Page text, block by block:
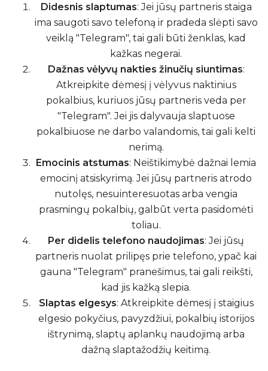
Didesnis slaptumas: Jei jūsų partneris staiga
ima saugoti savo telefoną ir pradeda slėpti savo
veiklą "Telegram", tai gali būti ženklas, kad
kažkas negerai.
Dažnas vėlyvų nakties žinučių siuntimas:
Atkreipkite dėmesį į vėlyvus naktinius
pokalbius, kuriuos jūsų partneris veda per
"Telegram". Jei jis dalyvauja slaptuose
pokalbiuose ne darbo valandomis, tai gali kelti
nerimą.
Emocinis atstumas: Neištikimybė dažnai lemia
emocinį atsiskyrimą. Jei jūsų partneris atrodo
nutolęs, nesuinteresuotas arba vengia
prasmingų pokalbių, galbūt verta pasidomėti
toliau.
Per didelis telefono naudojimas: Jei jūsų
partneris nuolat prilipęs prie telefono, ypač kai
gauna "Telegram" pranešimus, tai gali reikšti,
kad jis kažką slepia.
Slaptas elgesys: Atkreipkite dėmesį į staigius
elgesio pokyčius, pavyzdžiui, pokalbių istorijos
ištrynimą, slaptų aplankų naudojimą arba
dažną slaptažodžių keitimą.